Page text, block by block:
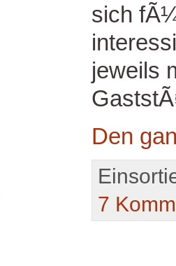
sich
jeweils
Den
7